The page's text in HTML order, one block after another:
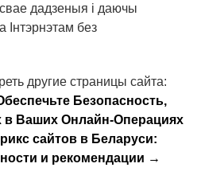
дадзеныя і даючы
Інтэрнэтам без
другие страницы сайта:
Безопасность,
в Ваших Онлайн-Операциях
сайтов в Беларуси:
и рекомендации →